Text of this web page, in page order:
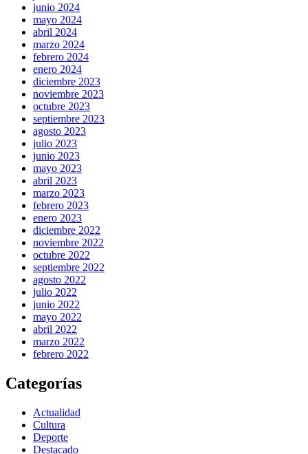
junio 2024
mayo 2024
abril 2024
marzo 2024
febrero 2024
enero 2024
diciembre 2023
noviembre 2023
octubre 2023
septiembre 2023
agosto 2023
julio 2023
junio 2023
mayo 2023
abril 2023
marzo 2023
febrero 2023
enero 2023
diciembre 2022
noviembre 2022
octubre 2022
septiembre 2022
agosto 2022
julio 2022
junio 2022
mayo 2022
abril 2022
marzo 2022
febrero 2022
Categorías
Actualidad
Cultura
Deporte
Destacado